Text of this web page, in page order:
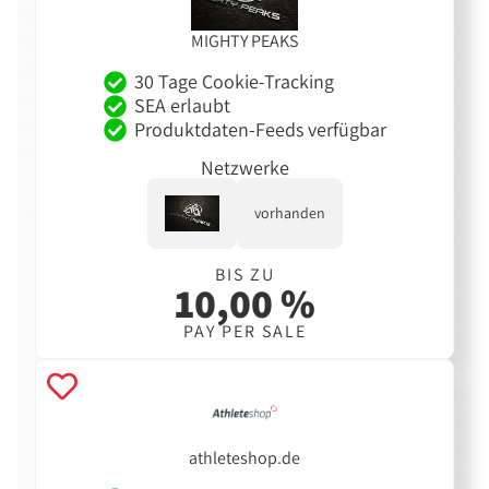
MIGHTY PEAKS
30 Tage Cookie-Tracking
SEA erlaubt
Produktdaten-Feeds verfügbar
Netzwerke
vorhanden
BIS ZU
10,00 %
PAY PER SALE
athleteshop.de